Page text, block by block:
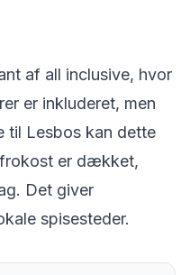
af all inclusive, hvor
er inkluderet, men
til Lesbos kan dette
er dækket,
Det giver
spisesteder.